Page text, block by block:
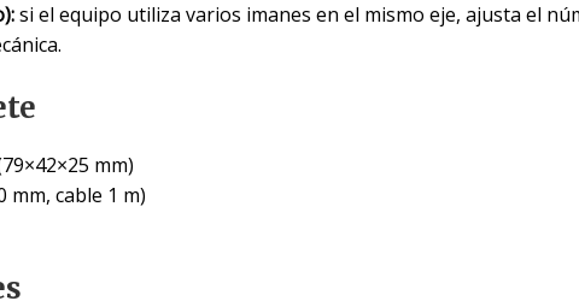
si el equipo utiliza varios imanes en el mismo eje, ajusta el
mm)
mm, cable 1 m)